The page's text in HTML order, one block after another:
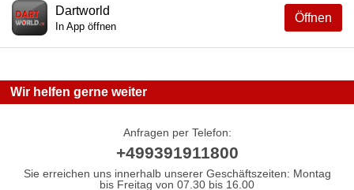
Öffnen
Dartworld
In App öffnen
Wir helfen gerne weiter
Anfragen per Telefon:
+499391911800
Sie erreichen uns innerhalb unserer Geschäftszeiten: Montag
bis Freitag von 07.30 bis 16.00